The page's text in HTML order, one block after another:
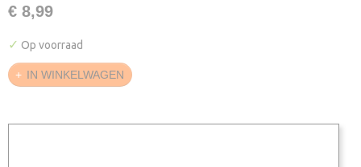
€ 8,99
✓ Op voorraad
IN WINKELWAGEN